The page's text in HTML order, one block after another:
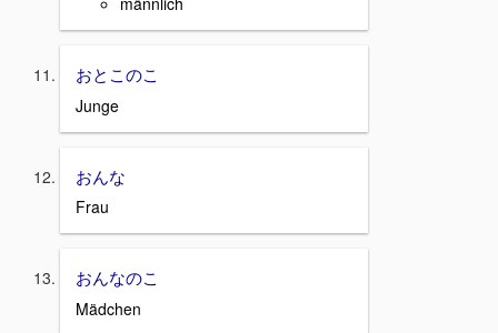
おとこのこ
Junge
おんな
Frau
おんなのこ
Mädchen